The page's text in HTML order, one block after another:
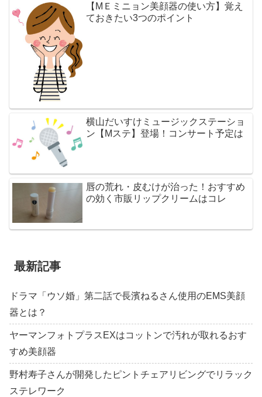
【MＥミニョン美顔器の使い方】覚え
ておきたい3つのポイント
横山だいすけミュージックステーショ
ン【Mステ】登場！コンサート予定は
唇の荒れ・皮むけが治った！おすすめ
の効く市販リップクリームはコレ
最新記事
ドラマ「ウソ婚」第二話で長濱ねるさん使用のEMS美顔
器とは？
ヤーマンフォトプラスEXはコットンで汚れが取れるおす
すめ美顔器
野村寿子さんが開発したピントチェアリビングでリラック
ステレワーク